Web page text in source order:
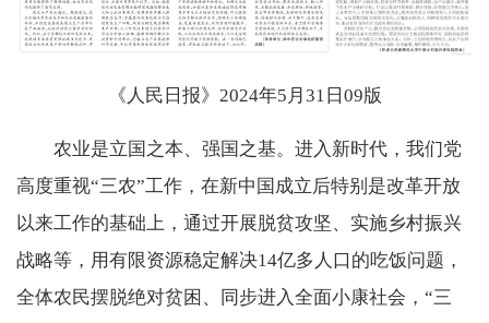
《人民日报》2024年5月31日09版
农业是立国之本、强国之基。进入新时代，我们党
高度重视“三农”工作，在新中国成立后特别是改革开放
以来工作的基础上，通过开展脱贫攻坚、实施乡村振兴
战略等，用有限资源稳定解决14亿多人口的吃饭问题，
全体农民摆脱绝对贫困、同步进入全面小康社会，“三